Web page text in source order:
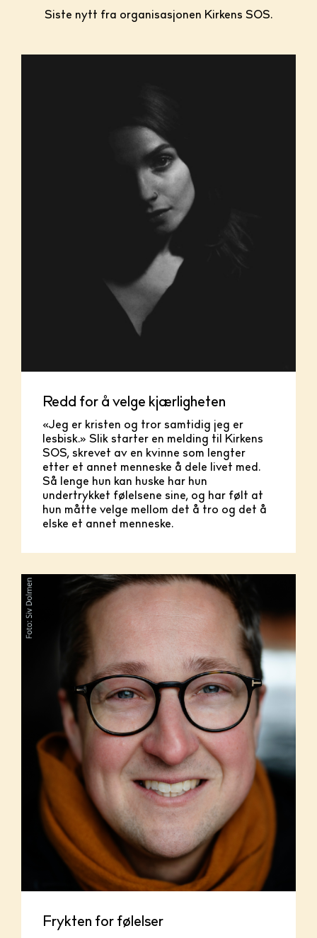
Siste nytt fra organisasjonen Kirkens SOS.
Redd for å velge kjærligheten
«Jeg er kristen og tror samtidig jeg er
lesbisk.» Slik starter en melding til Kirkens
SOS, skrevet av en kvinne som lengter
etter et annet menneske å dele livet med.
Så lenge hun kan huske har hun
undertrykket følelsene sine, og har følt at
hun måtte velge mellom det å tro og det å
elske et annet menneske.
Frykten for følelser